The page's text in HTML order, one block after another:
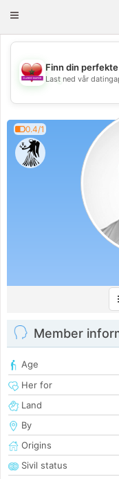
Toggle
💖
Finn din
Last ned vår
0.4/1
Member
Age
Her for
Land
By
Origins
Sivil status